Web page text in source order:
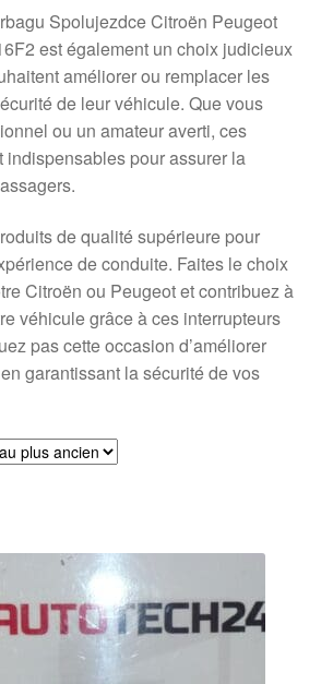
Spolujezdce Citroën Peugeot
est également un choix judicieux
améliorer ou remplacer les
de leur véhicule. Que vous
ou un amateur averti, ces
indispensables pour assurer la
de qualité supérieure pour
de conduite. Faites le choix
Citroën ou Peugeot et contribuez à
véhicule grâce à ces interrupteurs
pas cette occasion d’améliorer
garantissant la sécurité de vos
ancien